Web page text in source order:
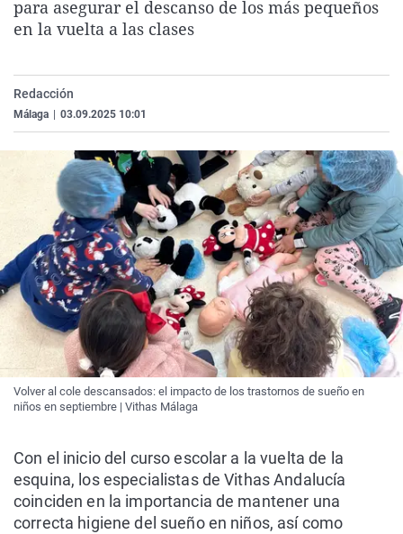
La rosa de los vientos
Como el perro y el
Caso
Equipo de
Extremadura
La Rioja
Virales
Elecciones
para asegurar el descanso de los más pequeños
en la vuelta a las clases
Redacción
Málaga 03.09.2025 10:01
Volver al cole descansados: el impacto de los trastornos de sueño en
niños en septiembre | Vithas Málaga
Con el inicio del curso escolar a la vuelta de la
esquina, los especialistas de Vithas Andalucía
coinciden en la importancia de mantener una
correcta higiene del sueño en niños, así como